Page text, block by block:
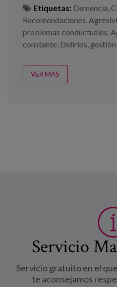
Etiquetas: Demencia,
Recomendaciones,
problemas conductuales,
constante, Delirios,
VER MÁS
Servicio
Servicio gratuito en el
te aconsejamos